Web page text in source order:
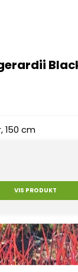
150 cm
VIS PRODUKT